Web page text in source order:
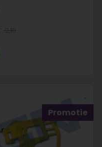
2,10
Promotie